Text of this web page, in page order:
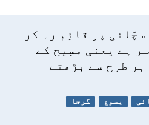
پر قائِم رہ کر
ہے یعنی مسِیح کے
طرح سے بڑھتے
یسوع گرجا